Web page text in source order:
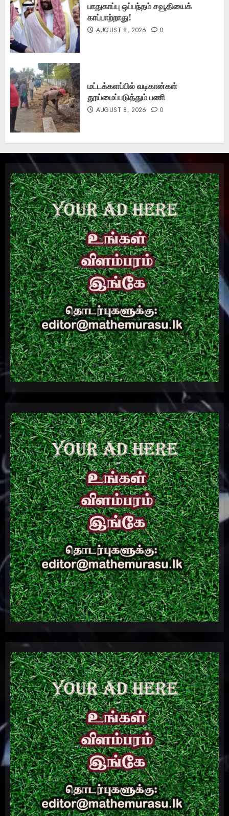
பாதுகாப்பு ஒப்பந்தம் சவூதியைக்
காப்பாற்றாது!
AUGUST 8, 2026 0
மட்டக்களப்பில் வடிகான்கள்
தூய்மைப்படுத்தும் பணி
AUGUST 8, 2026 0